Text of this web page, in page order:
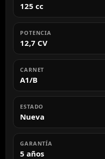
125 cc
POTENCIA
12,7 CV
CARNET
A1/B
ESTADO
Nueva
GARANTÍA
5 años